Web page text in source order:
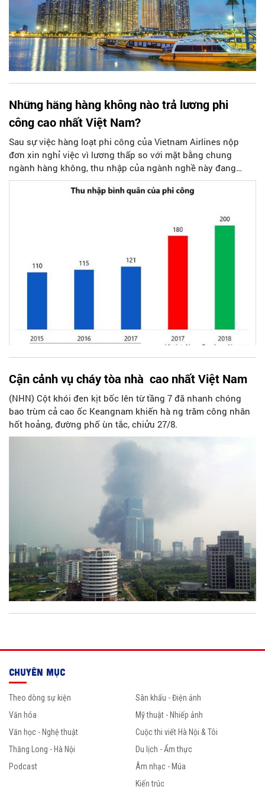
Những hãng hàng không nào trả lương phi
công cao nhất Việt Nam?
Sau sự việc hàng loạt phi công của Vietnam Airlines nộp
đơn xin nghỉ việc vì lương thấp so với mặt bằng chung
ngành hàng không, thu nhập của ngành nghề này đang
nhận được sự quan tâm đặc biệt của dư luận.
Cận cảnh vụ cháy tòa nhà cao nhất Việt Nam
(NHN) Cột khói đen kịt bốc lên từ tầng 7 đã nhanh chóng
bao trùm cả cao ốc Keangnam khiến hà ng trăm công nhân
hốt hoảng, đường phố ùn tắc, chiửu 27/8.
CHUYÊN MỤC
Theo dòng sự kiện
Văn hóa
Văn học - Nghệ thuật
Thăng Long - Hà Nội
Podcast
Sân khấu - Điện ảnh
Mỹ thuật - Nhiếp ảnh
Cuộc thi viết Hà Nội & Tôi
Du lịch - Ẩm thực
Âm nhạc - Múa
Kiến trúc